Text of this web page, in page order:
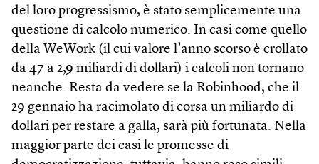
del loro progressismo, è stato semplicemente una
questione di calcolo numerico. In casi come quello
della WeWork (il cui valore l’anno scorso è crollato
da 47 a 2,9 miliardi di dollari) i calcoli non tornano
neanche. Resta da vedere se la Robinhood, che il
29 gennaio ha racimolato di corsa un miliardo di
dollari per restare a galla, sarà più fortunata. Nella
maggior parte dei casi le promesse di